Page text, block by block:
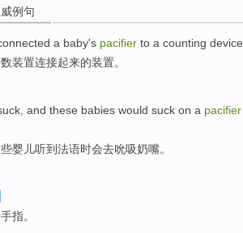
例句
a baby's pacifier to a counting device
装置连接起来的装置。
, and these babies would suck on a pacifier
婴儿听到法语时会去吮吸奶嘴。
指。